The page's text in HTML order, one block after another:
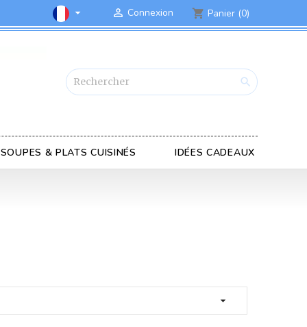
  Connexion shopping_cart Panier (0)

SOUPES & PLATS CUISINÉS IDÉES CADEAUX
